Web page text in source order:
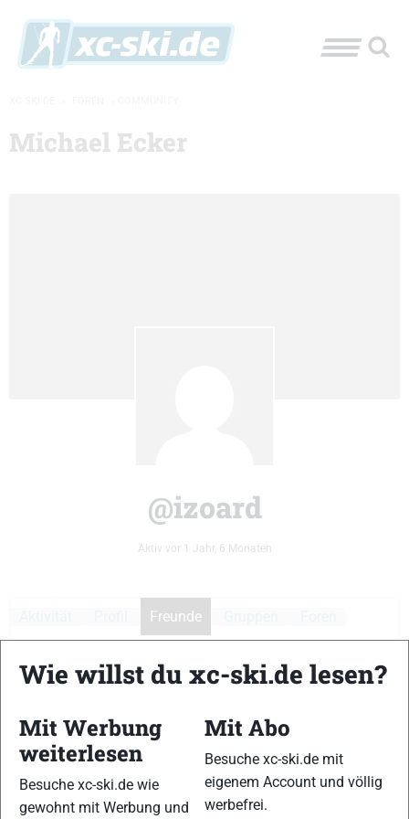
Michael Ecker
@izoard
Aktiv vor 1 Jahr, 6 Monaten
Freunde
Zeige:
Es wurden keine Benutzer gefunden.
Wie willst du xc-ski.de lesen?
Mit Werbung
weiterlesen
Besuche xc-ski.de wie
gewohnt mit Werbung und
Mit Abo
Besuche xc-ski.de mit
eigenem Account und völlig
werbefrei.